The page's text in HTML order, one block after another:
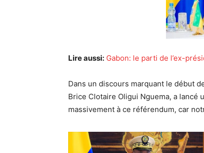
Lire aussi: Gabon: le parti de l’ex-
Dans un discours marquant le début
Brice Clotaire Oligui Nguema, a lancé
massivement à ce référendum, car